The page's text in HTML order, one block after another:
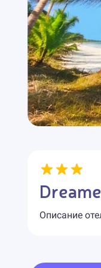
Описание